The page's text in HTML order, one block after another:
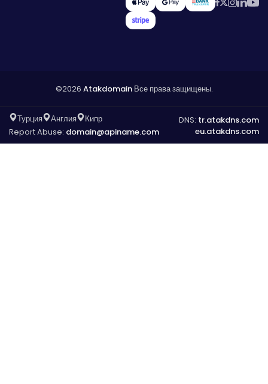
©2026 AtakdomainВсе права защищены.
Турция Англия
Кипр
Report Abuse: domain@apiname.com
DNS: tr.atakdns.com
eu.atakdns.com